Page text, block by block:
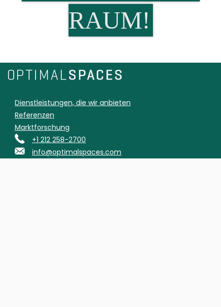
RAUM!
Dienstleistungen, die wir anbieten
Referenzen
Marktforschung
+1 212 258-2700
info@optimalspaces.com